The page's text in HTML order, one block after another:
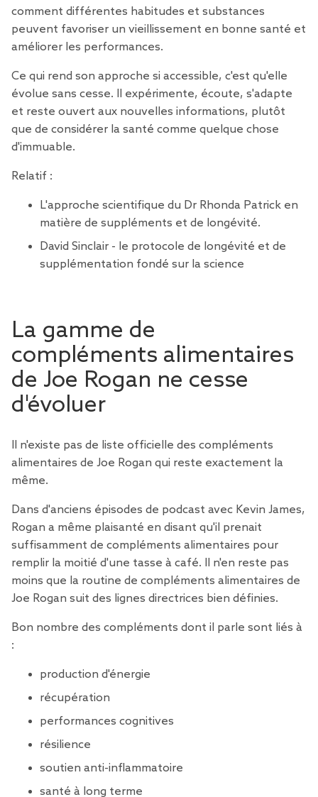
comment différentes habitudes et substances
peuvent favoriser un vieillissement en bonne santé et
améliorer les performances.
Ce qui rend son approche si accessible, c'est qu'elle
évolue sans cesse. Il expérimente, écoute, s'adapte
et reste ouvert aux nouvelles informations, plutôt
que de considérer la santé comme quelque chose
d'immuable.
Relatif :
L'approche scientifique du Dr Rhonda Patrick en
matière de suppléments et de longévité.
David Sinclair - le protocole de longévité et de
supplémentation fondé sur la science
La gamme de
compléments alimentaires
de Joe Rogan ne cesse
d'évoluer
Il n'existe pas de liste officielle des compléments
alimentaires de Joe Rogan qui reste exactement la
même.
Dans d'anciens épisodes de podcast avec Kevin James,
Rogan a même plaisanté en disant qu'il prenait
suffisamment de compléments alimentaires pour
remplir la moitié d'une tasse à café. Il n'en reste pas
moins que la routine de compléments alimentaires de
Joe Rogan suit des lignes directrices bien définies.
Bon nombre des compléments dont il parle sont liés à
:
production d'énergie
récupération
performances cognitives
résilience
soutien anti-inflammatoire
santé à long terme